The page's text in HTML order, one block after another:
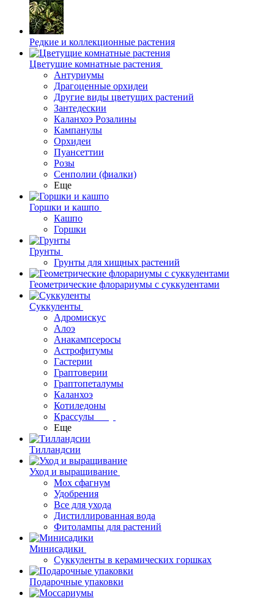
Редкие и коллекционные растения
Цветущие комнатные растения
Антуриумы
Драгоценные орхидеи
Другие виды цветущих растений
Зантедескии
Каланхоэ Розалины
Кампанулы
Орхидеи
Пуансеттии
Розы
Сенполии (фиалки)
Еще
Горшки и кашпо
Кашпо
Горшки
Грунты
Грунты для хищных растений
Геометрические флорариумы с суккулентами
Суккуленты
Адромискус
Алоэ
Анакампсеросы
Астрофитумы
Гастерии
Граптоверии
Граптопеталумы
Каланхоэ
Котиледоны
Крассулы
Еще
Тилландсии
Уход и выращивание
Мох сфагнум
Удобрения
Все для ухода
Дистиллированная вода
Фитолампы для растений
Минисадики
Суккуленты в керамических горшках
Подарочные упаковки